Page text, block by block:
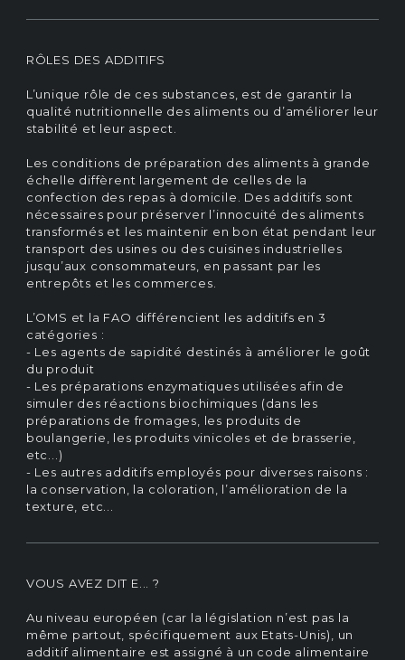
RÔLES DES ADDITIFS
L’unique rôle de ces substances, est de garantir la
qualité nutritionnelle des aliments ou d’améliorer leur
stabilité et leur aspect.
Les conditions de préparation des aliments à grande
échelle diffèrent largement de celles de la
confection des repas à domicile. Des additifs sont
nécessaires pour préserver l’innocuité des aliments
transformés et les maintenir en bon état pendant leur
transport des usines ou des cuisines industrielles
jusqu’aux consommateurs, en passant par les
entrepôts et les commerces.
L’OMS et la FAO différencient les additifs en 3
catégories :
- Les agents de sapidité destinés à améliorer le goût
du produit
- Les préparations enzymatiques utilisées afin de
simuler des réactions biochimiques (dans les
préparations de fromages, les produits de
boulangerie, les produits vinicoles et de brasserie,
etc...)
- Les autres additifs employés pour diverses raisons :
la conservation, la coloration, l’amélioration de la
texture, etc...
VOUS AVEZ DIT E... ?
Au niveau européen (car la législation n’est pas la
même partout, spécifiquement aux Etats-Unis), un
additif alimentaire est assigné à un code alimentaire